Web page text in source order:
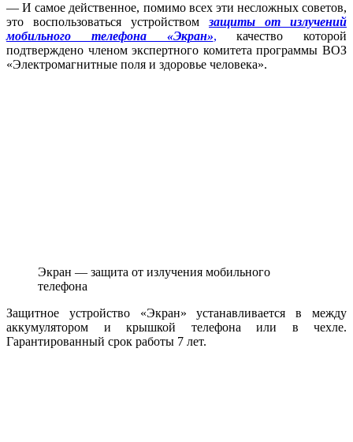
— И самое действенное, помимо всех эти несложных советов,
это воспользоваться устройствомзащиты от излучений
мобильного телефона «Экран», качество которой
подтверждено членом экспертного комитета программы ВОЗ
«Электромагнитные поля и здоровье человека».
Экран — защита от излучения мобильного
телефона
Защитное устройство «Экран» устанавливается в между
аккумулятором и крышкой телефона или в чехле.
Гарантированный срок работы 7 лет.